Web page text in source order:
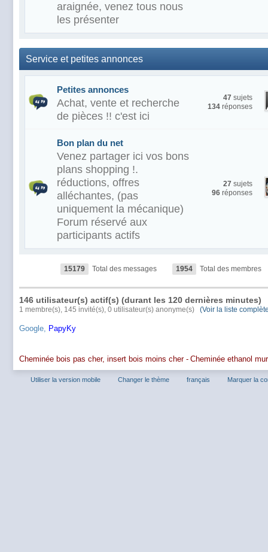
araignée, venez tous nous
les présenter
Service et petites annonces
Petites annonces
Achat, vente et recherche
de pièces !! c'est ici
47 sujets
134 réponses
Bon plan du net
Venez partager ici vos bons
plans shopping !.
réductions, offres
alléchantes, (pas
uniquement la mécanique)
Forum réservé aux
participants actifs
27 sujets
96 réponses
15179 Total des messages 1954 Total des membres
146 utilisateur(s) actif(s) (durant les 120 dernières minutes)
1 membre(s), 145 invité(s), 0 utilisateur(s) anonyme(s) (Voir la liste
Google, PapyKy
Cheminée bois pas cher, insert bois moins cher - Cheminée ethanol
Utiliser la version mobile Changer le thème français Marquer la